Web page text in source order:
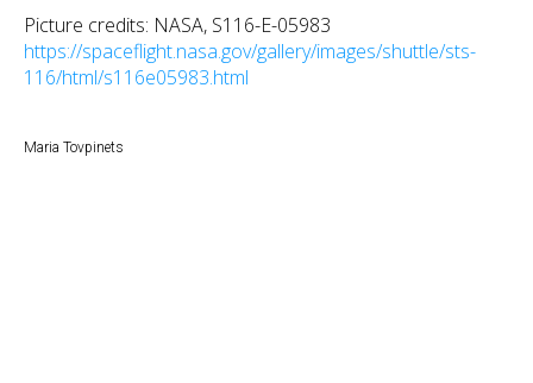
Picture credits: NASA, S116-E-05983
https://spaceflight.nasa.gov/gallery/images/shuttle/sts-
116/html/s116e05983.html
Maria Tovpinets